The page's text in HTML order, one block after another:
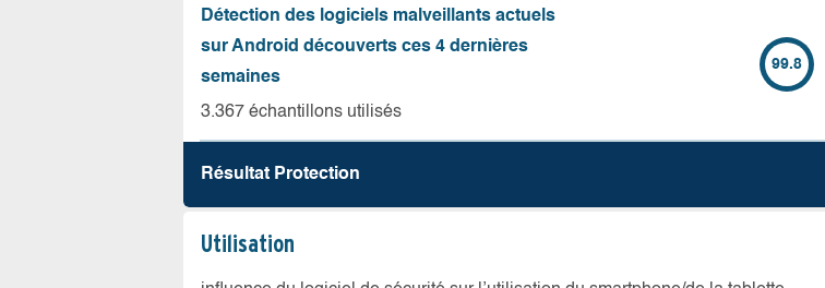
Détection des logiciels malveillants actuels
sur Android découverts ces 4 dernières
semaines
3.367 échantillons utilisés
99.8
Résultat Protection
Utilisation